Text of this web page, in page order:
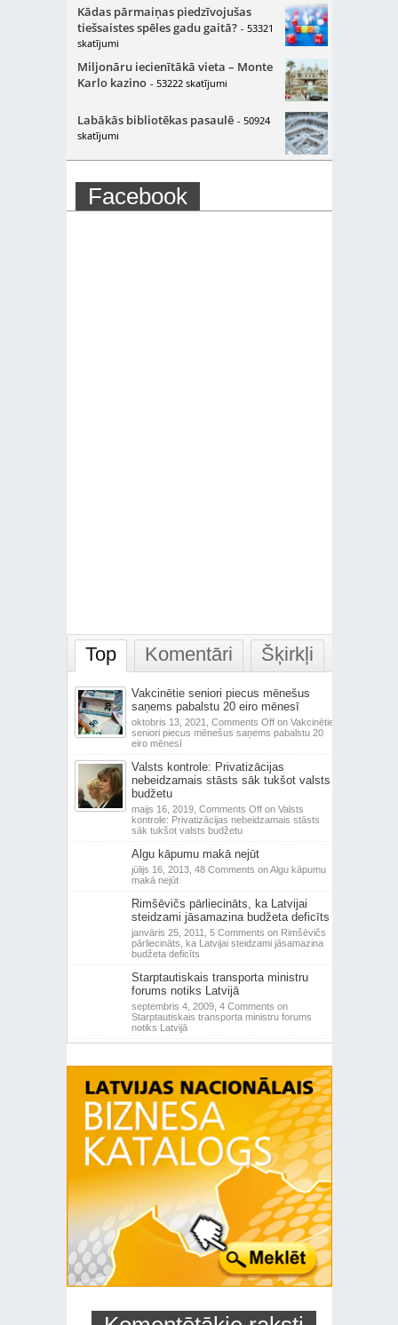
Kādas pārmaiņas piedzīvojušas
tiešsaistes spēles gadu gaitā? - 53321
skatījumi
Miljonāru iecienītākā vieta – Monte
Karlo kazino - 53222 skatījumi
Labākās bibliotēkas pasaulē - 50924
skatījumi
Facebook
Top Komentāri Šķirkļi
Vakcinētie seniori piecus mēnešus
saņems pabalstu 20 eiro mēnesī
oktobris 13, 2021, Comments Offon Vakcinētie
seniori piecus mēnešus saņems pabalstu 20
eiro mēnesī
Valsts kontrole: Privatizācijas
nebeidzamais stāsts sāk tukšot valsts
budžetu
maijs 16, 2019, Comments Offon Valsts
kontrole: Privatizācijas nebeidzamais stāsts
sāk tukšot valsts budžetu
Algu kāpumu makā nejūt
jūlijs 16, 2013, 48 Comments on Algu kāpumu
makā nejūt
Rimšēvičs pārliecināts, ka Latvijai
steidzami jāsamazina budžeta deficīts
janvāris 25, 2011, 5 Comments on Rimšēvičs
pārliecināts, ka Latvijai steidzami jāsamazina
budžeta deficīts
Starptautiskais transporta ministru
forums notiks Latvijā
septembris 4, 2009, 4 Comments on
Starptautiskais transporta ministru forums
notiks Latvijā